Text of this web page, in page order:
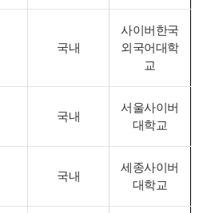
국내
사이버한국
외국어대학
교
국내
서울사이버
대학교
국내
세종사이버
대학교